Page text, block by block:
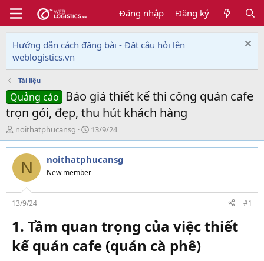
Đăng nhập Đăng ký
Hướng dẫn cách đăng bài - Đặt câu hỏi lên
weblogistics.vn
Tài liệu
Quảng cáo
Báo giá thiết kế thi công quán cafe
trọn gói, đẹp, thu hút khách hàng
T
h
r
e
d
s
t
a
r
t
e
noithatphucansg
N
g
à
y
g
i
13/9/24
N noithatphucansg
New member
13/9/24 #1
1. Tầm quan trọng của việc thiết
kế quán cafe (quán cà phê)​